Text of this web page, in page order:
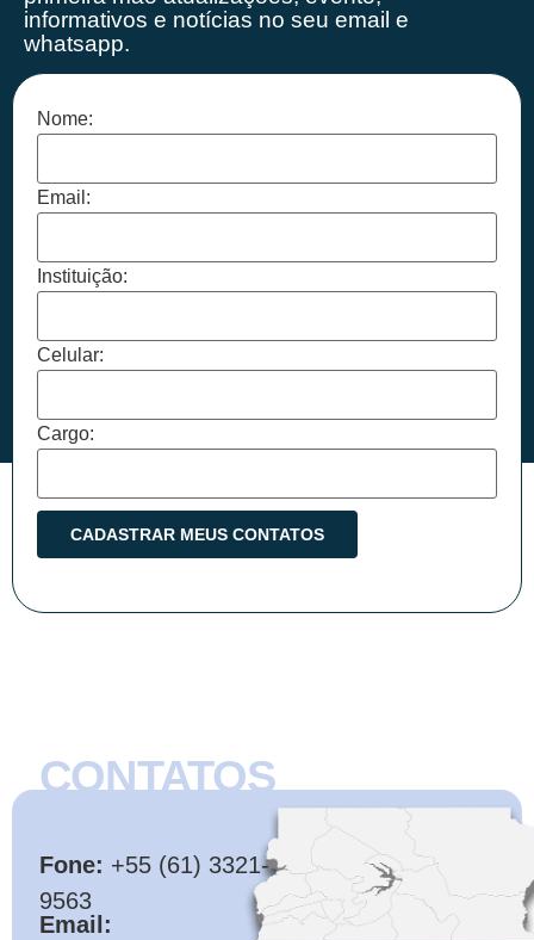
informativos e notícias no seu email e
whatsapp.
Nome:
Email:
Instituição:
Celular:
Cargo:
CONTATOS
Fone: +55 (61) 3321-
9563
Email: